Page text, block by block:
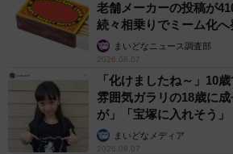
老舗メーカーの投稿が
続々相乗りでミーム化へ
まいどなニュース調査部
2026.08.07
「化けましたね～」10
雰囲気ガラリの18歳に
が」「宝塚に入れそう」
まいどなメディア
2026.08.07